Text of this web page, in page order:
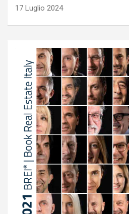
17 Luglio 2024